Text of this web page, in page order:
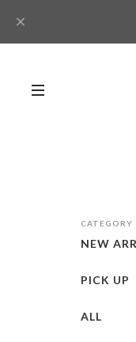
CATEGORY
NEW
PICK UP
ALL